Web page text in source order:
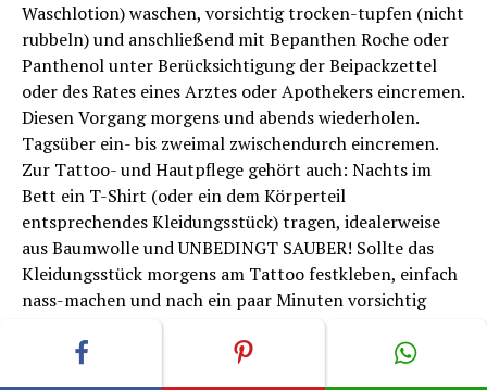
Waschlotion) waschen, vorsichtig trocken-tupfen (nicht
rubbeln) und anschließend mit Bepanthen Roche oder
Panthenol unter Berücksichtigung der Beipackzettel
oder des Rates eines Arztes oder Apothekers eincremen.
Diesen Vorgang morgens und abends wiederholen.
Tagsüber ein- bis zweimal zwischendurch eincremen.
Zur Tattoo- und Hautpflege gehört auch: Nachts im
Bett ein T-Shirt (oder ein dem Körperteil
entsprechendes Kleidungsstück) tragen, idealerweise
aus Baumwolle und UNBEDINGT SAUBER! Sollte das
Kleidungsstück morgens am Tattoo festkleben, einfach
nass-machen und nach ein paar Minuten vorsichtig
ablösen – niemals „trocken“ abreißen! Nach drei bis
sechs Tagen Hautpflege (je nach Hauttyp) bildet sich